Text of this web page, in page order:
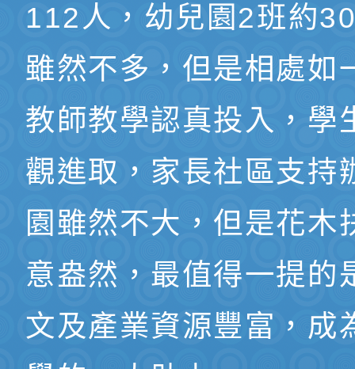
112人，幼兒園2班約
雖然不多，但是相處如
教師教學認真投入，學
觀進取，家長社區支持
園雖然不大，但是花木
意盎然，最值得一提的
文及產業資源豐富，成